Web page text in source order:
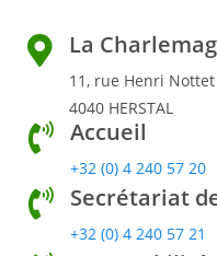
La
11, rue Henri Nottet
4040 HERSTAL
Accueil
+32 (0) 4 240 57 20
Secrétariat
+32 (0) 4 240 57 21